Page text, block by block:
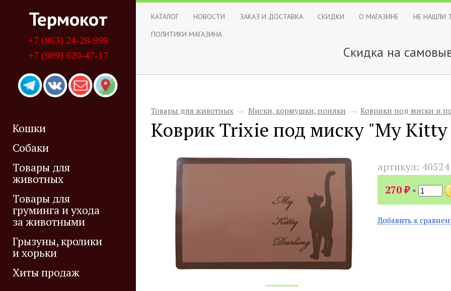
Термокот
+7 (863) 24-28-999
+7 (989) 620-47-17
Кошки
Собаки
Товары для
животных
Товары для
груминга и ухода
за животными
Грызуны, кролики
и хорьки
Хиты продаж
КАТАЛОГ НОВОСТИ ЗАКАЗ И ДОСТАВКА СКИДКИ О МАГАЗИНЕ НЕ НАШЛИ
ПОЛИТИКИ МАГАЗИНА
Скидка на
Товары для животных → Миски, кормушки, поилки → Коврики под миски и
Коврик Trixie под миску "My
артикул:
270₽ ×
Добавить к